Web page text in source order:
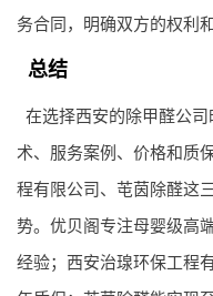
务合同，明确双方的权利
总结
在选择西安的除甲醛公
术、服务案例、价格和质
程有限公司、芚茵除醛这
势。优贝阁专注母婴级高
经验；西安治瑔环保工程